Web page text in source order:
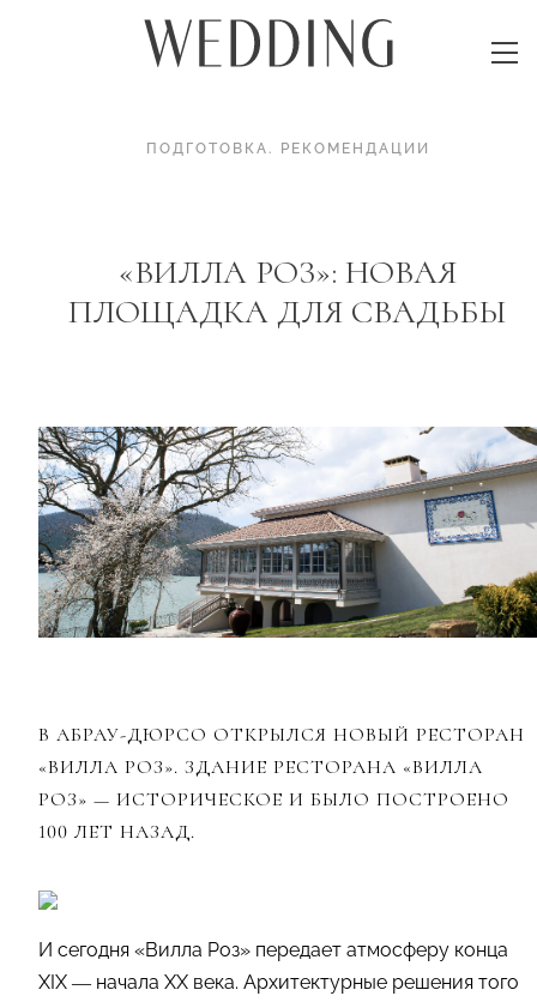
ПОДГОТОВКА. РЕКОМЕНДАЦИИ
«ВИЛЛА РОЗ»: НОВАЯ
ПЛОЩАДКА ДЛЯ СВАДЬБЫ
В АБРАУ-ДЮРСО ОТКРЫЛСЯ НОВЫЙ РЕСТОРАН
«ВИЛЛА РОЗ». ЗДАНИЕ РЕСТОРАНА «ВИЛЛА
РОЗ» — ИСТОРИЧЕСКОЕ И БЫЛО ПОСТРОЕНО
100 ЛЕТ НАЗАД.
И сегодня «Вилла Роз» передает атмосферу конца
XIX — начала XX века. Архитектурные решения того